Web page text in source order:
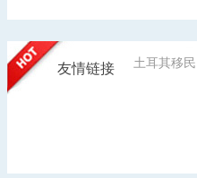
友情链接 土耳其移民